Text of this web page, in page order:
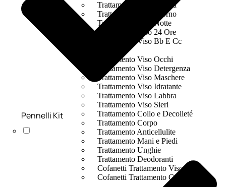
Trattamento Viso Antieta
Trattamento Viso Giorno
Trattamento Viso Notte
Trattamento Viso 24 Ore
Trattamento Viso Bb E Cc
Trattamento Viso Occhi
Trattamento Viso Detergenza
Trattamento Viso Maschere
Trattamento Viso Idratante
Trattamento Viso Labbra
Trattamento Viso Sieri
Trattamento Collo e Decolleté
Trattamento Corpo
Trattamento Anticellulite
Trattamento Mani e Piedi
Trattamento Unghie
Trattamento Deodoranti
Cofanetti Trattamento Viso
Cofanetti Trattamento Corpo
Pennelli Kit